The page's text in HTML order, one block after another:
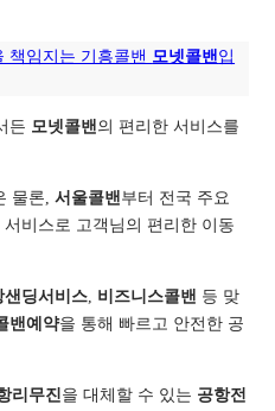
책임지는 기흥콜밴 모넷콜밴입
든 모넷콜밴 의 편리한 서비스를
물론,서울콜밴 부터 전국 주요
비스로 고객님의 편리한 이동
샌딩서비스 비즈니스콜밴 등 맞
밴예약을 통해 빠르고 안전한 공
리무진 을 대체할 수 있는 공항전